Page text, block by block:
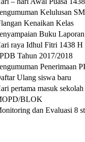
Kelulusan
Kenaikan Kelas
Buku
raya Idhul Fitri 1438 H
Tahun 2017/2018
Penerimaan
Ulang siswa baru
pertama masuk sekolah
BLOK
dan Evaluasi 8